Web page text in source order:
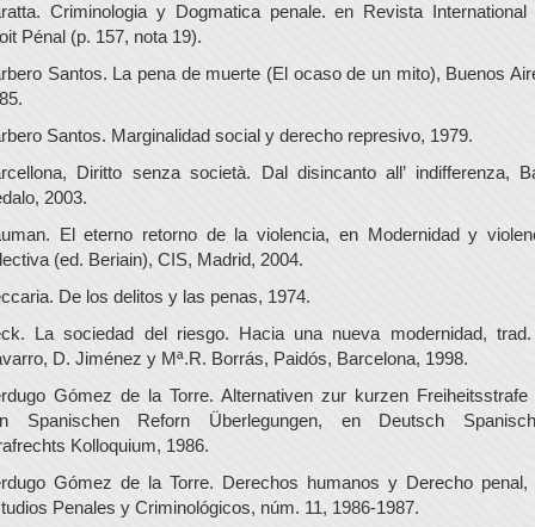
Criminologia y Dogmatica penale. en Revista International
Pénal (p. 157, nota 19).
Santos. La pena de muerte (El ocaso de un mito), Buenos
Santos. Marginalidad social y derecho represivo, 1979.
Diritto senza società. Dal disincanto all’ indifferenza,
2003.
El eterno retorno de la violencia, en Modernidad y
(ed. Beriain), CIS, Madrid, 2004.
De los delitos y las penas, 1974.
La sociedad del riesgo. Hacia una nueva modernidad,
D. Jiménez y Mª.R. Borrás, Paidós, Barcelona, 1998.
Gómez de la Torre. Alternativen zur kurzen Freiheitsstrafe
Spanischen Reforn Überlegungen, en Deutsch
Kolloquium, 1986.
Gómez de la Torre. Derechos humanos y Derecho penal,
Penales y Criminológicos, núm. 11, 1986-1987.